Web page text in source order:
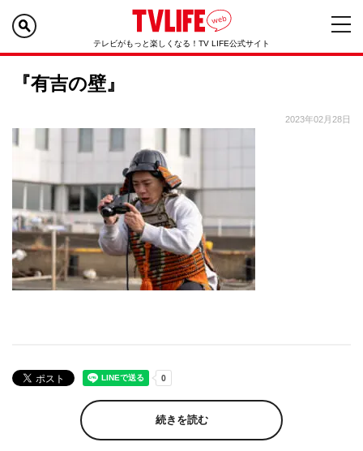
テレビがもっと楽しくなる！TV LIFE公式サイト
『有吉の壁』
2023年02月28日
続きを読む